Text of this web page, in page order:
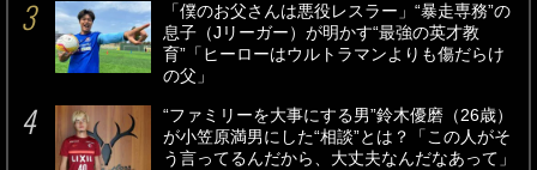
「僕のお父さんは悪役レスラー」“暴走専務”の
息子（Jリーガー）が明かす“最強の英才教
育”「ヒーローはウルトラマンよりも傷だらけ
の父」
“ファミリーを大事にする男”鈴木優磨（26歳）
が小笠原満男にした“相談”とは？「この人がそ
う言ってるんだから、大丈夫なんだなあって」